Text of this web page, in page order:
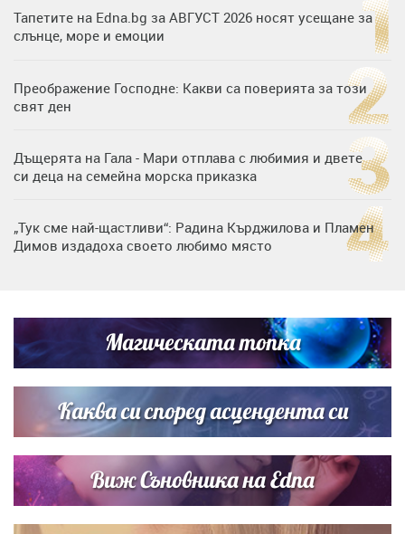
Тапетите на Edna.bg за АВГУСТ 2026 носят усещане за
слънце, море и емоции
Преображение Господне: Какви са поверията за този
свят ден
Дъщерята на Гала - Мари отплава с любимия и двете
си деца на семейна морска приказка
„Тук сме най-щастливи“: Радина Кърджилова и Пламен
Димов издадоха своето любимо място
Братя Аргирови я изненадаха с песен
Магическата топка
Каква си според асцендента си
Виж Съновника на Edna